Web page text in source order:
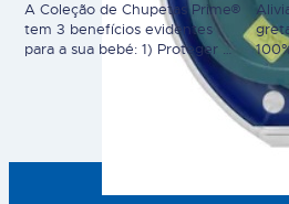
A Coleção de Chupetas Prime®
tem 3 benefícios evidentes
para a sua bebé: 1) Proteger o
reflexo de sucção natural
através da tetina Dynamic® 2)
Ideais para o desenvolvimento
de
os